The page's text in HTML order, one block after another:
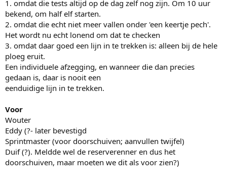
1. omdat die tests altijd op de dag zelf nog zijn. Om 10 uur
bekend, om half elf starten.
2. omdat die echt niet meer vallen onder 'een keertje pech'.
Het wordt nu echt lonend om dat te checken
3. omdat daar goed een lijn in te trekken is: alleen bij de hele
ploeg eruit.
Een individuele afzegging, en wanneer die dan precies
gedaan is, daar is nooit een
eenduidige lijn in te trekken.
Voor
Wouter
Eddy (?- later bevestigd
Sprintmaster (voor doorschuiven; aanvullen twijfel)
Duif (?). Meldde wel de reserverenner en dus het
doorschuiven, maar moeten we dit als voor zien?)